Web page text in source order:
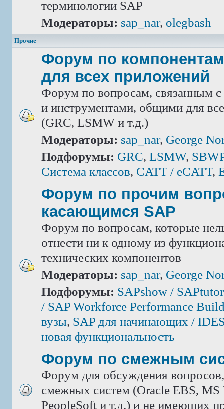
терминологии SAP
Модераторы: sap_nar, olegbash
Прочие
Форум по
для всех приложений
Форум по вопросам, связанным
и инструментами, общими для
(GRC, LSMW и т.д.)
Модераторы: sap_nar, George
Подфорумы: GRC, LSMW,
Система классов, CATT / eCATT,
Форум по прочим
касающимся SAP
Форум по вопросам, которые
отнести ни к одному из
технических компонентов
Модераторы: sap_nar, George
Подфорумы: SAPshow / SAPtutor
/ SAP Workforce Performance
вузы, SAP для начинающих /
новая функциональность
Форум по смежным
Форум для обсуждения
смежных систем (Oracle EBS,
PeopleSoft и т.д.) и не имеющих